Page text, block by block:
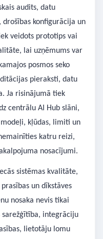
audits, datu
drošības konfigurācija un
veidots prototips vai
lai uzņēmums var
posmos seko
pieraksti, datu
Ja risinājumā tiek
centrālu AI Hub slāni,
kļūdas, limiti un
katru reizi,
nosacījumi.
sistēmas kvalitāte,
un dīkstāves
nosaka nevis tikai
sarežģītība, integrāciju
lietotāju lomu